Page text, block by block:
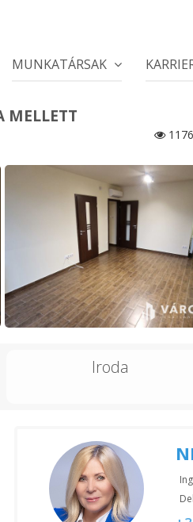
MUNKATÁRSAK
MELLETT
1176
Iroda